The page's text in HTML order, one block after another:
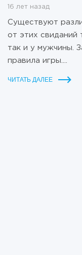
16 лет назад
Существуют
от этих свиданий
так и у мужчины.
правила игры....
ЧИТАТЬ ДАЛЕЕ